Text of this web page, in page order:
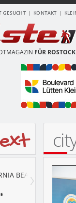
GESUCHT KONTAKT
FÜR ROSTOCK
BEACH